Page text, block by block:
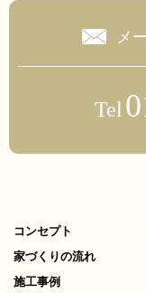
メ
Tel
コンセプト
家づくりの流れ
施工事例